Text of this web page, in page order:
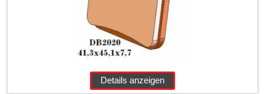
Details anzeigen